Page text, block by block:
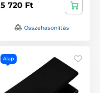
5 720 Ft
Összehasonlítás
Alap